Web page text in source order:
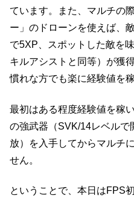
ています。また、マルチの
ー」のドローンを使えば、
で5XP、スポットした敵を
キルアシストと同等）が獲
慣れな方でも楽に経験値を
最初はある程度経験値を稼
の強武器（SVK/14レベルで
放）を入手してからマルチ
せん。
ということで、本日はFPS